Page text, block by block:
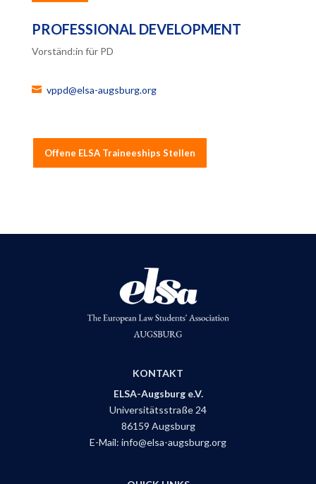
PROFESSIONAL DEVELOPMENT
Vorständ:in für PD
vppd@elsa-augsburg.org
Offene ELSA Traineeships Stellen
KONTAKT
ELSA-Augsburg e.V.
Universitätsstraße 24
86159 Augsburg
E-Mail: info@elsa-augsburg.org